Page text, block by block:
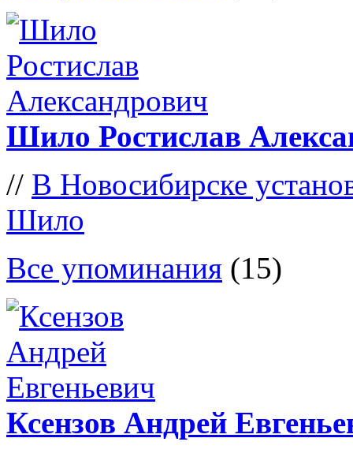
Шило Ростислав
// В Новосибирске
Шило
Все упоминания (15)
Ксензов Андрей